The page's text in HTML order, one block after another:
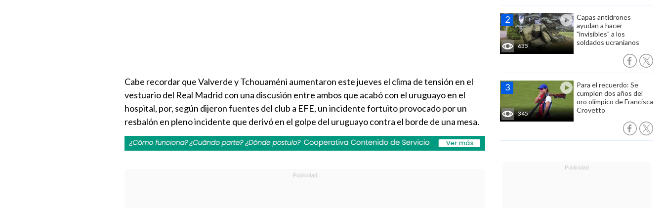
635
Capas antidrones
ayudan a hacer
"invisibles" a los
soldados ucranianos
345
Para el recuerdo: Se
cumplen dos años del
oro olímpico de Francisca
Crovetto
Cabe recordar que Valverde y Tchouaméni aumentaron este jueves el clima de tensión en el
vestuario del Real Madrid con una discusión entre ambos que acabó con el uruguayo en el
hospital, por, según dijeron fuentes del club a EFE, un incidente fortuito provocado por un
resbalón en pleno incidente que derivó en el golpe del uruguayo contra el borde de una mesa.